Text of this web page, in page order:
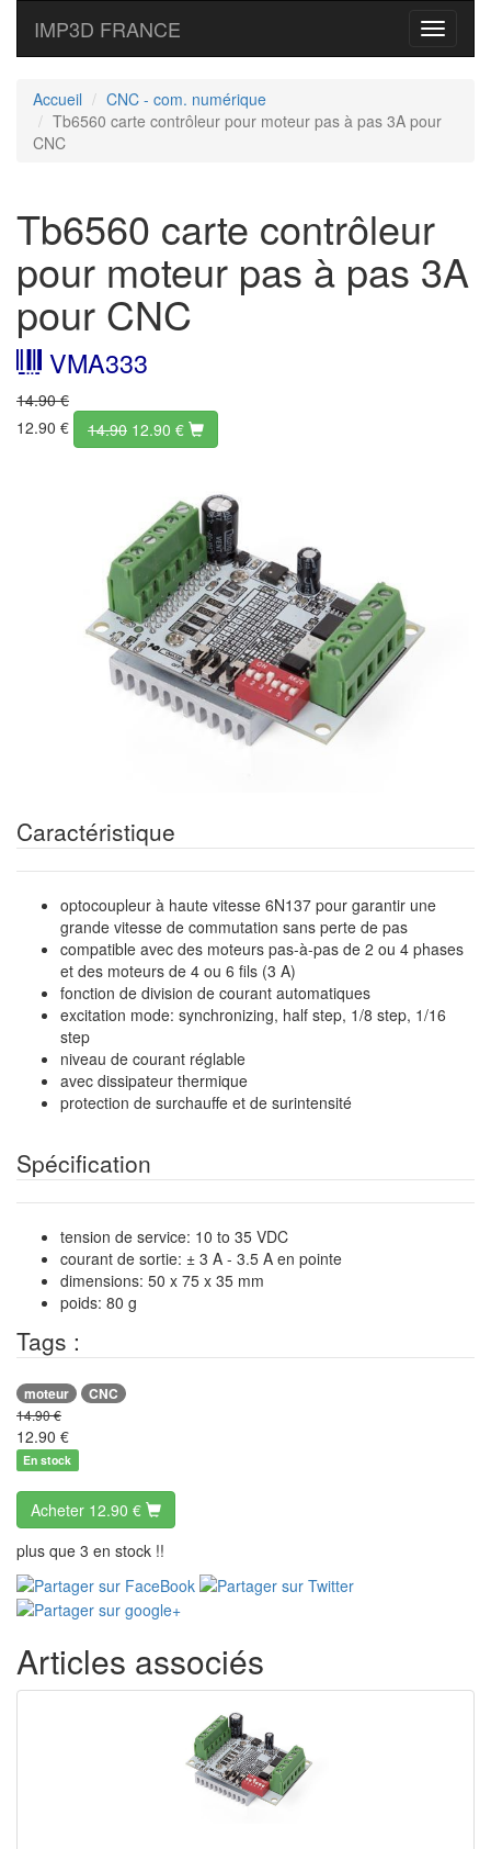
Toggle
IMP3D FRANCE
Accueil
CNC - com. numérique
Tb6560 carte contrôleur pour moteur pas à pas 3A pour
CNC
Tb6560 carte contrôleur
pour moteur pas à pas 3A
pour CNC
VMA333
14.90 €
12.90 €
14.90 12.90 €
Caractéristique
optocoupleur à haute vitesse 6N137 pour garantir une
grande vitesse de commutation sans perte de pas
compatible avec des moteurs pas-à-pas de 2 ou 4 phases
et des moteurs de 4 ou 6 fils (3 A)
fonction de division de courant automatiques
excitation mode: synchronizing, half step, 1/8 step, 1/16
step
niveau de courant réglable
avec dissipateur thermique
protection de surchauffe et de surintensité
Spécification
tension de service: 10 to 35 VDC
courant de sortie: ± 3 A - 3.5 A en pointe
dimensions: 50 x 75 x 35 mm
poids: 80 g
Tags :
moteur CNC
14.90 €
12.90 €
En stock
Acheter 12.90 €
plus que 3 en stock !!
Articles associés